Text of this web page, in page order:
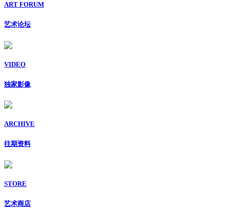
ART FORUM
艺术论坛
VIDEO
独家影像
ARCHIVE
往期资料
STORE
艺术商店